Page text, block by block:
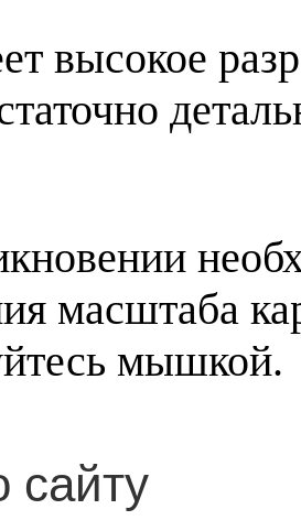
высокое
масштаба
мышкой.
сайту